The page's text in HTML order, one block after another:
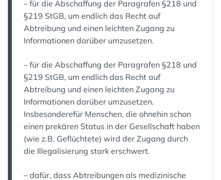
– für die Abschaffung der Paragrafen §218 und
§219 StGB, um endlich das Recht auf
Abtreibung und einen leichten Zugang zu
Informationen darüber umzusetzen.
– für die Abschaffung der Paragrafen §218 und
§219 StGB, um endlich das Recht auf
Abtreibung und einen leichten Zugang zu
Informationen darüber umzusetzen.
Insbesonderefür Menschen, die ohnehin schon
einen prekären Status in der Gesellschaft haben
(wie z.B. Geflüchtete) wird der Zugang durch
die Illegalisierung stark erschwert.
– dafür, dass Abtreibungen als medizinische